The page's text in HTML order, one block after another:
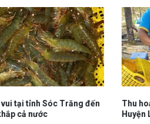
Thu hoạch thành công mùa tôm trái vụ
Huyện Long Phú Tỉnh Sóc Trăng